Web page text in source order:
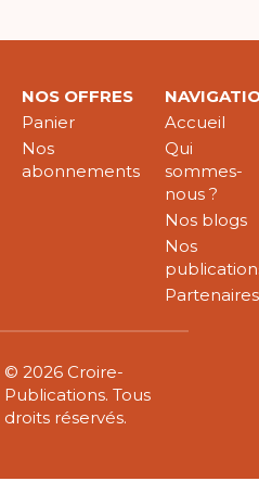
NOS OFFRES
Panier
Nos
abonnements
Accueil
Qui
sommes-
nous ?
Nos blogs
Nos
Partenaires
© 2026 Croire-
Publications. Tous
droits réservés.